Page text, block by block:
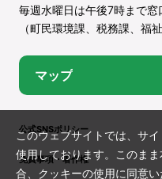
毎週水曜日は午後7時まで
（町民環境課、税務課、福
マップ
公式SNSポリシー
免責事項・著作権
このウェブサイトでは、サ
使用しております。このま
合、クッキーの使用に同意い